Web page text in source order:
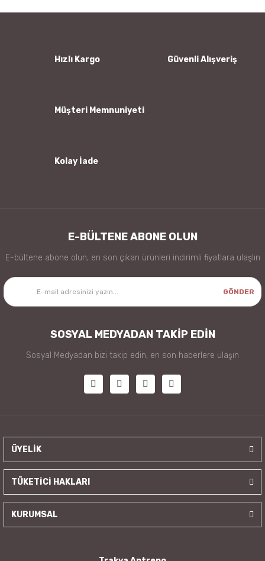
Ürün bilgilerinde hatalar bulunuyor.
Hızlı Kargo Güvenli Alışveriş
Müşteri Memnuniyeti
Kolay İade
E-BÜLTENE ABONE OLUN
E-bültene abone olun, en son çıkan ürünleri indirimli fiyatlara ulaşlın
GÖNDER
SOSYAL MEDYADAN TAKİP EDİN
Sosyal Medyadan bizi takip edin, en son haberlere ulaşın
ÜYELİK
TÜKETİCİ HAKLARI
KURUMSAL